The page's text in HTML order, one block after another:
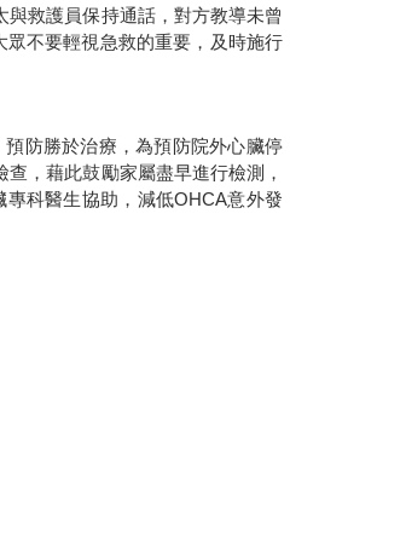
救護員保持通話，對方教導未曾
不要輕視急救的重要，及時施行
防勝於治療，為預防院外心臟停
，藉此鼓勵家屬盡早進行檢測，
專科醫生協助，減低OHCA意外發